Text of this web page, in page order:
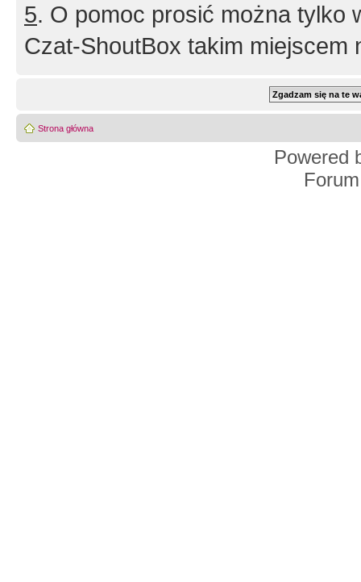
5. O pomoc prosić można tylko
Czat-ShoutBox takim miejscem
Strona główna
Powered